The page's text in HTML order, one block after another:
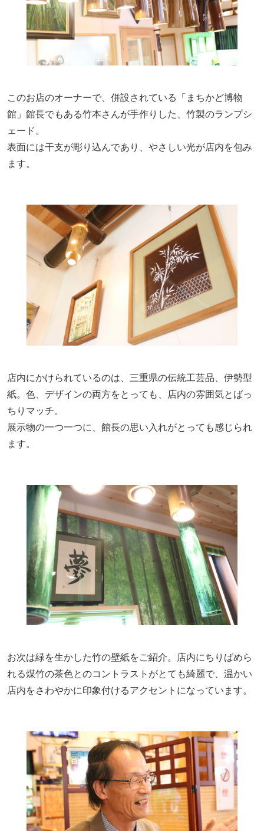
このお店のオーナーで、併設されている「まちかど博物
館」館長でもある竹本さんが手作りした、竹製のランプシ
ェード。
表面には干支が彫り込んであり、やさしい光が店内を包み
ます。
店内にかけられているのは、三重県の伝統工芸品、伊勢型
紙。色、デザインの両方をとっても、店内の雰囲気とばっ
ちりマッチ。
展示物の一つ一つに、館長の思い入れがとっても感じられ
ます。
お次は緑を生かした竹の壁紙をご紹介。店内にちりばめら
れる煤竹の茶色とのコントラストがとても綺麗で、温かい
店内をさわやかに印象付けるアクセントになっています。